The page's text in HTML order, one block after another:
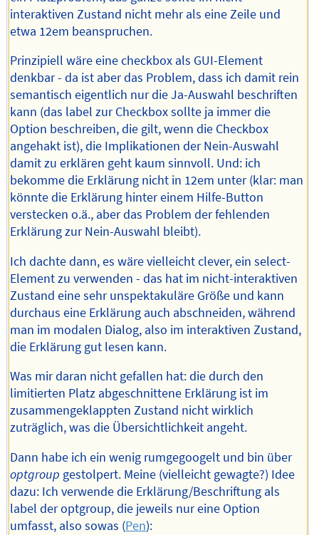
interaktiven Zustand nicht mehr als eine Zeile und
etwa 12em beanspruchen.
Prinzipiell wäre eine checkbox als GUI-Element
denkbar - da ist aber das Problem, dass ich damit rein
semantisch eigentlich nur die Ja-Auswahl beschriften
kann (das label zur Checkbox sollte ja immer die
Option beschreiben, die gilt, wenn die Checkbox
angehakt ist), die Implikationen der Nein-Auswahl
damit zu erklären geht kaum sinnvoll. Und: ich
bekomme die Erklärung nicht in 12em unter (klar: man
könnte die Erklärung hinter einem Hilfe-Button
verstecken o.ä., aber das Problem der fehlenden
Erklärung zur Nein-Auswahl bleibt).
Ich dachte dann, es wäre vielleicht clever, ein select-
Element zu verwenden - das hat im nicht-interaktiven
Zustand eine sehr unspektakuläre Größe und kann
durchaus eine Erklärung auch abschneiden, während
man im modalen Dialog, also im interaktiven Zustand,
die Erklärung gut lesen kann.
Was mir daran nicht gefallen hat: die durch den
limitierten Platz abgeschnittene Erklärung ist im
zusammengeklappten Zustand nicht wirklich
zuträglich, was die Übersichtlichkeit angeht.
Dann habe ich ein wenig rumgegoogelt und bin über
optgroup gestolpert. Meine (vielleicht gewagte?) Idee
dazu: Ich verwende die Erklärung/Beschriftung als
label der optgroup, die jeweils nur eine Option
umfasst, also sowas (Pen):